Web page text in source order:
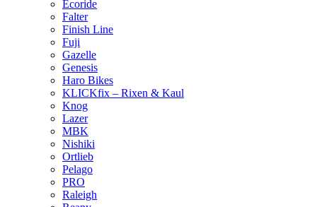
Ecoride
Falter
Finish Line
Fuji
Gazelle
Genesis
Haro Bikes
KLICKfix – Rixen & Kaul
Knog
Lazer
MBK
Nishiki
Ortlieb
Pelago
PRO
Raleigh